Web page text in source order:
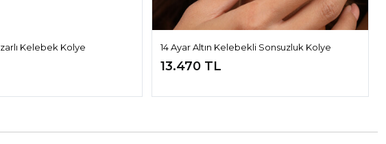
Kelebek Kolye 14 Ayar Altın Kelebekli Sonsuzluk Kolye
13.470 TL